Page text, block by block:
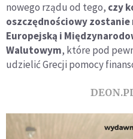
nowego rządu od tego, czy
oszczędnościowy zostanie
Europejską i
Walutowym, które pod
udzielić Grecji pomocy